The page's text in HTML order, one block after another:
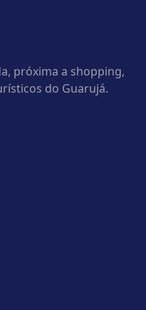
próxima a shopping,
do Guarujá.